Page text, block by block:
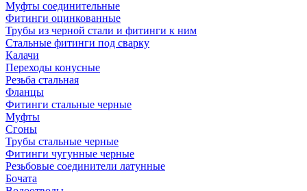
Муфты соединительные
Фитинги оцинкованные
Трубы из черной стали и фитинги к ним
Стальные фитинги под сварку
Калачи
Переходы конусные
Резьба стальная
Фланцы
Фитинги стальные черные
Муфты
Сгоны
Трубы стальные черные
Фитинги чугунные черные
Резьбовые соединители латунные
Бочата